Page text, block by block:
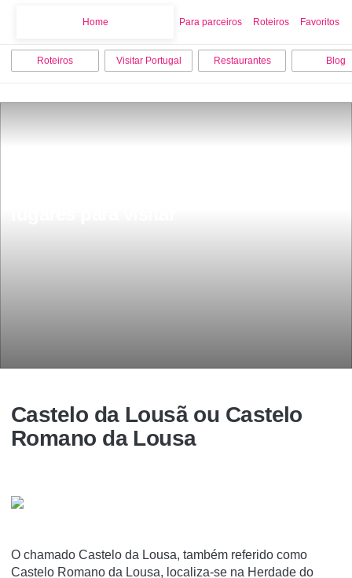
Home Para parceiros Roteiros Favoritos
Roteiros Visitar Portugal Restaurantes Blog
Castelo da Lousã ou Castelo
Romano da Lousa
O chamado Castelo da Lousa, também referido como
Castelo Romano da Lousa, localiza-se na Herdade do